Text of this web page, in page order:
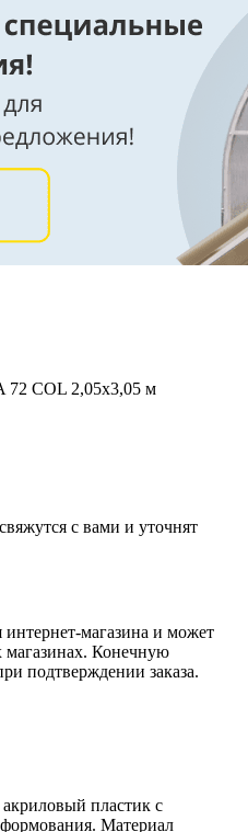
COL 2,05х3,05 м
с вами и уточнят
интернет-магазина и может
магазинах. Конечную
подтверждении заказа.
пластик с
Материал